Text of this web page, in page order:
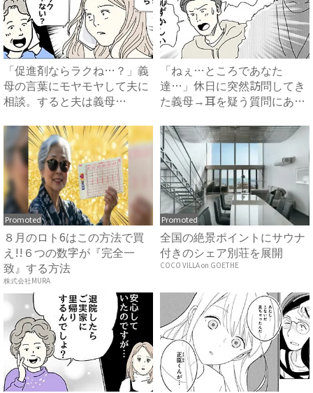
「促進剤ならラクね…？」義
母の言葉にモヤモヤして夫に
相談。すると夫は義母
「ねぇ…ところであなた
達…」休日に突然訪問してき
た義母→耳を疑う質問にあ
Promoted
８月のロト6はこの方法で買
え!!６つの数字が『完全一
致』する方法
株式会社MURA
Promoted
全国の絶景ポイントにサウナ
付きのシェア別荘を展開
COCO VILLA on GOETHE